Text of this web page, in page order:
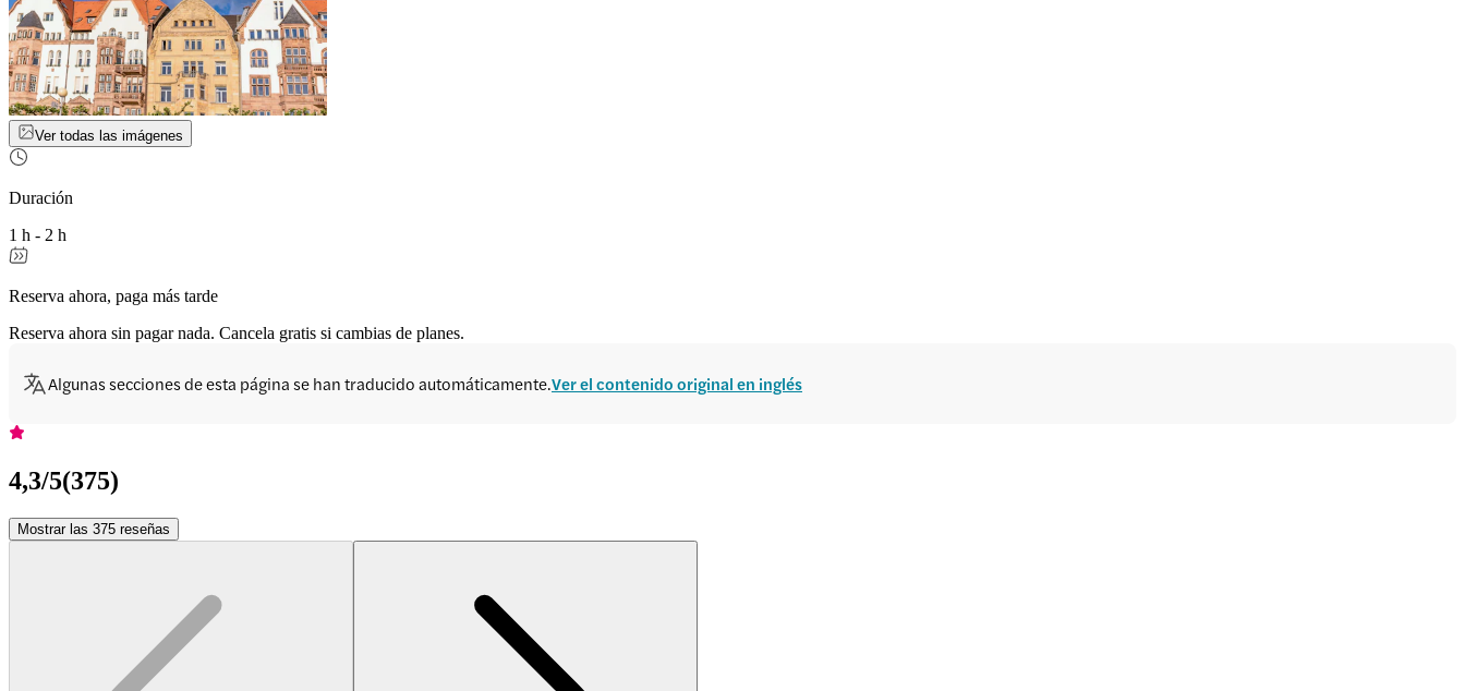
Ver todas las imágenes
Duración
1 h - 2 h
Reserva ahora, paga más tarde
Reserva ahora sin pagar nada. Cancela gratis si cambias de planes.
Algunas secciones de esta página se han traducido automáticamente.Ver el contenido original en inglés
4,3/5(375)
Mostrar las 375 reseñas